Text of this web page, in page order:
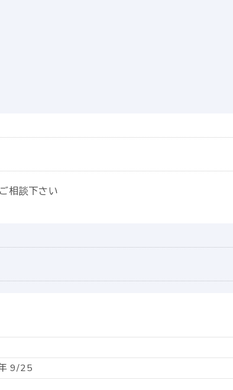
相談下さい
9/25